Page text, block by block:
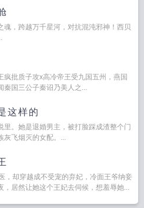
魂，跨越万千星河，对抗混沌邪神！西贝
疯批质子攻x高冷帝王受九国五州，燕国
秦国三公子秦诏乃美人之...
这样的
里。她是退婚男主，被打脸踩成渣整个门
灰飞烟灭的女配。...
，却穿越成不受宠的弃妃，冷面王爷纳妾
，居然让她这个王妃去伺候，想羞辱她...